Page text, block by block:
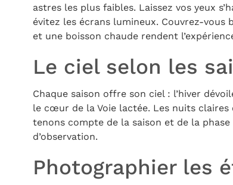
astres les plus faibles. Laissez vos yeux
évitez les écrans lumineux. Couvrez-
et une boisson chaude rendent
Le ciel selon les
Chaque saison offre son ciel : l’hiver
le cœur de la Voie lactée. Les nuits
tenons compte de la saison et de la
d’observation.
Photographier les